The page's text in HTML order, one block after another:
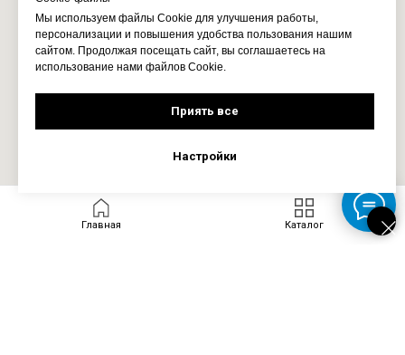
Мы используем файлы Cookie для улучшения работы,
персонализации и повышения удобства пользования нашим
сайтом. Продолжая посещать сайт, вы соглашаетесь на
использование нами файлов Cookie.
Приять все
Настройки
Главная Каталог